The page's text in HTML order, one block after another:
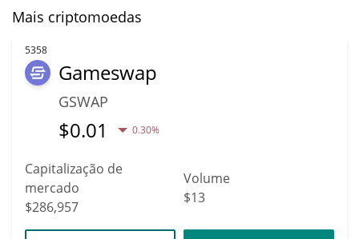
Mais criptomoedas
5358
Gameswap
GSWAP
$0.01 0.30%
Capitalização de
mercado
$286,957
Volume
$13